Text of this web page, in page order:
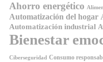
Ahorro energético
Automatización del hogar
Automatización industrial
Bienestar
Ciberseguridad Consumo